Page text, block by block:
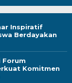
Inspiratif
Berdayakan
Forum
Komitmen